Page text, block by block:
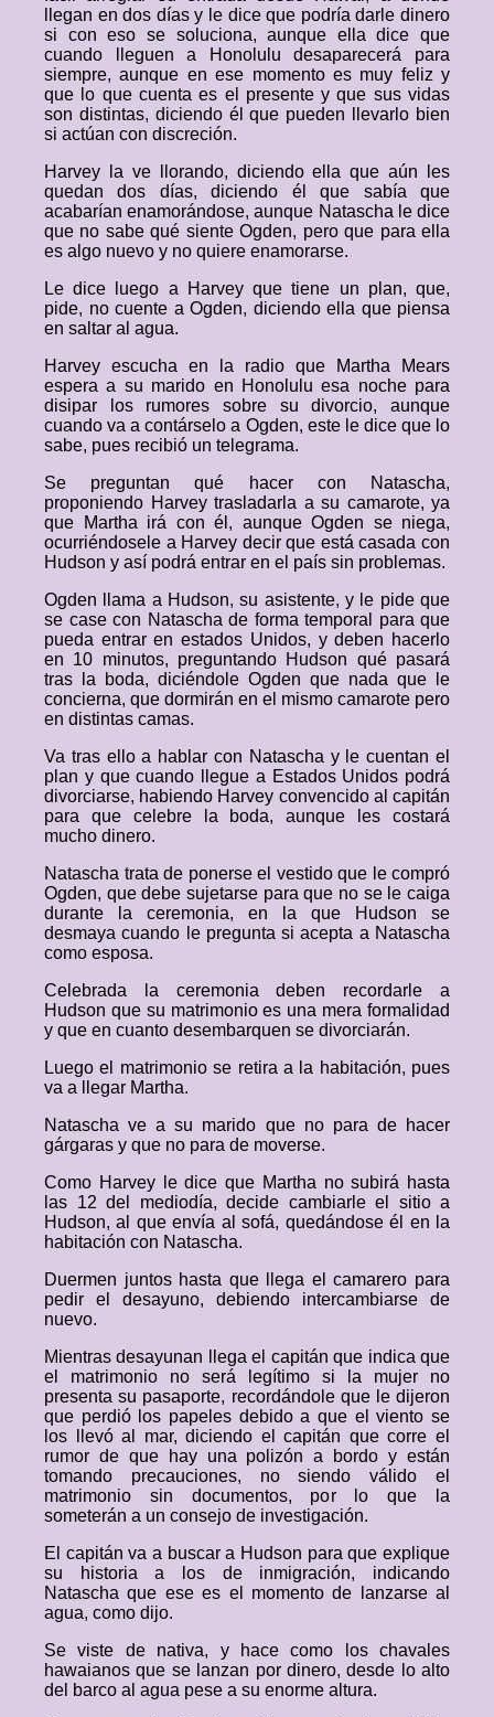
llegan en dos días y le dice que podría darle dinero
si con eso se soluciona, aunque ella dice que
cuando lleguen a Honolulu desaparecerá para
siempre, aunque en ese momento es muy feliz y
que lo que cuenta es el presente y que sus vidas
son distintas, diciendo él que pueden llevarlo bien
si actúan con discreción.
Harvey la ve llorando, diciendo ella que aún les
quedan dos días, diciendo él que sabía que
acabarían enamorándose, aunque Natascha le dice
que no sabe qué siente Ogden, pero que para ella
es algo nuevo y no quiere enamorarse.
Le dice luego a Harvey que tiene un plan, que,
pide, no cuente a Ogden, diciendo ella que piensa
en saltar al agua.
Harvey escucha en la radio que Martha Mears
espera a su marido en Honolulu esa noche para
disipar los rumores sobre su divorcio, aunque
cuando va a contárselo a Ogden, este le dice que lo
sabe, pues recibió un telegrama.
Se preguntan qué hacer con Natascha,
proponiendo Harvey trasladarla a su camarote, ya
que Martha irá con él, aunque Ogden se niega,
ocurriéndosele a Harvey decir que está casada con
Hudson y así podrá entrar en el país sin problemas.
Ogden llama a Hudson, su asistente, y le pide que
se case con Natascha de forma temporal para que
pueda entrar en estados Unidos, y deben hacerlo
en 10 minutos, preguntando Hudson qué pasará
tras la boda, diciéndole Ogden que nada que le
concierna, que dormirán en el mismo camarote pero
en distintas camas.
Va tras ello a hablar con Natascha y le cuentan el
plan y que cuando llegue a Estados Unidos podrá
divorciarse, habiendo Harvey convencido al capitán
para que celebre la boda, aunque les costará
mucho dinero.
Natascha trata de ponerse el vestido que le compró
Ogden, que debe sujetarse para que no se le caiga
durante la ceremonia, en la que Hudson se
desmaya cuando le pregunta si acepta a Natascha
como esposa.
Celebrada la ceremonia deben recordarle a
Hudson que su matrimonio es una mera formalidad
y que en cuanto desembarquen se divorciarán.
Luego el matrimonio se retira a la habitación, pues
va a llegar Martha.
Natascha ve a su marido que no para de hacer
gárgaras y que no para de moverse.
Como Harvey le dice que Martha no subirá hasta
las 12 del mediodía, decide cambiarle el sitio a
Hudson, al que envía al sofá, quedándose él en la
habitación con Natascha.
Duermen juntos hasta que llega el camarero para
pedir el desayuno, debiendo intercambiarse de
nuevo.
Mientras desayunan llega el capitán que indica que
el matrimonio no será legítimo si la mujer no
presenta su pasaporte, recordándole que le dijeron
que perdió los papeles debido a que el viento se
los llevó al mar, diciendo el capitán que corre el
rumor de que hay una polizón a bordo y están
tomando precauciones, no siendo válido el
matrimonio sin documentos, por lo que la
someterán a un consejo de investigación.
El capitán va a buscar a Hudson para que explique
su historia a los de inmigración, indicando
Natascha que ese es el momento de lanzarse al
agua, como dijo.
Se viste de nativa, y hace como los chavales
hawaianos que se lanzan por dinero, desde lo alto
del barco al agua pese a su enorme altura.